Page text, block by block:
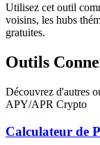
Utilisez cet outil
voisins, les hubs
gratuites.
Outils
Découvrez d'autres
APY/APR Crypto
Calculateur de